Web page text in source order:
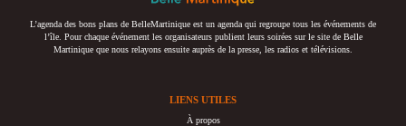
L’agenda des bons plans de BelleMartinique est un agenda qui regroupe tous les événements de
l’île. Pour chaque événement les organisateurs publient leurs soirées sur le site de Belle
Martinique que nous relayons ensuite auprès de la presse, les radios et télévisions.
LIENS UTILES
À propos